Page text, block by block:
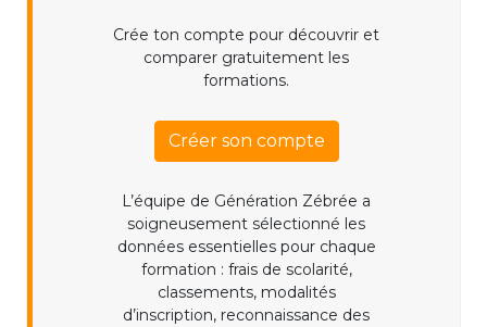
Crée ton compte pour découvrir et
comparer gratuitement les
formations.
Créer son compte
L’équipe de Génération Zébrée a
soigneusement sélectionné les
données essentielles pour chaque
formation : frais de scolarité,
classements, modalités
d’inscription, reconnaissance des